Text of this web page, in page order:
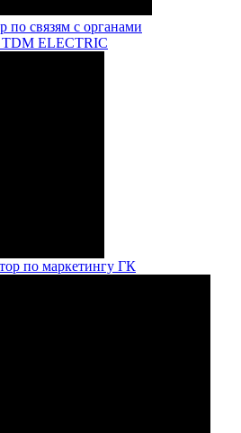
по связям с органами
TDM ELECTRIC
по маркетингу ГК